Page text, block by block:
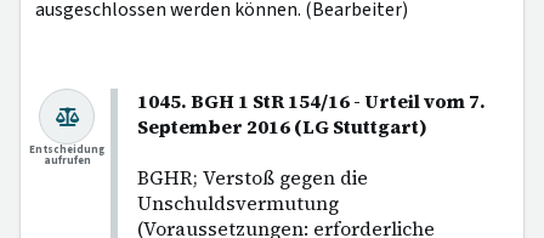
ausgeschlossen werden können. (Bearbeiter)
1045. BGH 1 StR 154/16 - Urteil vom 7.
September 2016 (LG Stuttgart)
BGHR; Verstoß gegen die
Unschuldsvermutung
(Voraussetzungen: erforderliche
Entscheidung
aufrufen